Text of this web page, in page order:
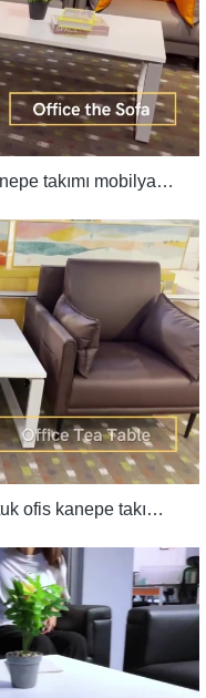
Çin siyah bekleme odası ofis kanepe takımı mobilya ofis kullanımı üreticileri - Xusheng
endüstriyel suni lüks deri üç koltuk ofis kanepe takımı tasarımı